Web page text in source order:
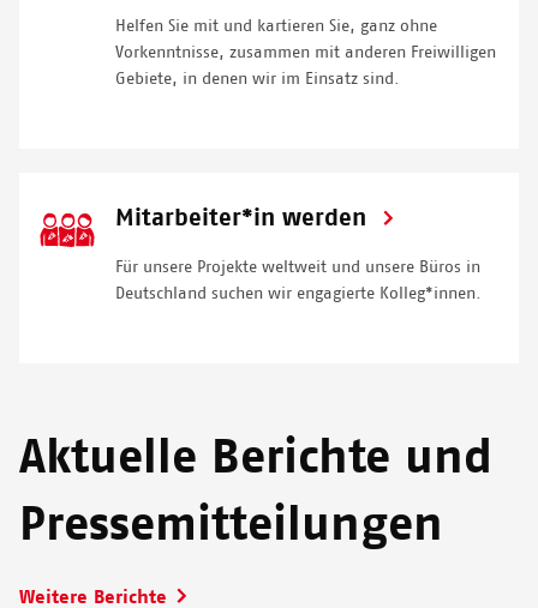
Helfen Sie mit und kartieren Sie, ganz ohne
Vorkenntnisse, zusammen mit anderen Freiwilligen
Gebiete, in denen wir im Einsatz sind.
SVG
Icon
Mitarbeiter*in werden
Für unsere Projekte weltweit und unsere Büros in
Deutschland suchen wir engagierte Kolleg*innen.
Aktuelle Berichte und
Pressemitteilungen
Weitere Berichte